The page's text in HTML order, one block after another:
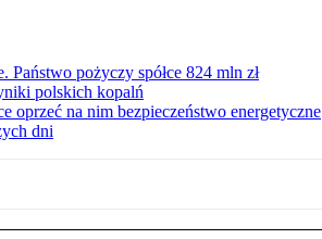
Państwo pożyczy spółce 824 mln zł
polskich kopalń
oprzeć na nim bezpieczeństwo energetyczne
dni